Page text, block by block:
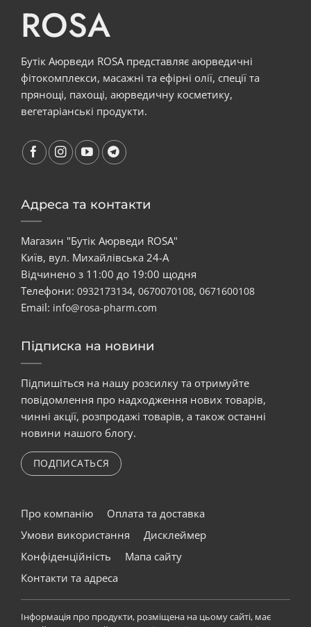
ROSA
Бутік Аюрведи ROSA представляє аюрведичні
фітокомплекси, масажні та ефірні олії, спеції та
прянощі, пахощі, аюрведичну косметику,
вегетаріанські продукти.
Адреса та контакти
Магазин "Бутік Аюрведи ROSA"
Київ, вул. Михайлівська 24-А
Відчинено з 11:00 до 19:00 щодня
Телефони: 0932173134, 0670070108, 0671600108
Email: info@rosa-pharm.com
Підписка на новини
Підпишіться на нашу розсилку та отримуйте
повідомлення про надходження нових товарів,
чинні акції, розпродажі товарів, а також останні
новини нашого блогу.
ПОДПИСАТЬСЯ
Про компанію
Оплата та доставка
Умови використання
Дисклеймер
Конфіденційність
Мапа сайту
Контакти та адреса
Інформація про продукти, розміщена на цьому сайті, має